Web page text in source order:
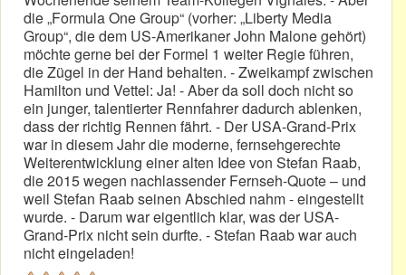
die „Formula One Group“ (vorher: „Liberty Media
Group“, die dem US-Amerikaner John Malone gehört)
möchte gerne bei der Formel 1 weiter Regie führen,
die Zügel in der Hand behalten. - Zweikampf zwischen
Hamilton und Vettel: Ja! - Aber da soll doch nicht so
ein junger, talentierter Rennfahrer dadurch ablenken,
dass der richtig Rennen fährt. - Der USA-Grand-Prix
war in diesem Jahr die moderne, fernsehgerechte
Weiterentwicklung einer alten Idee von Stefan Raab,
die 2015 wegen nachlassender Fernseh-Quote – und
weil Stefan Raab seinen Abschied nahm - eingestellt
wurde. - Darum war eigentlich klar, was der USA-
Grand-Prix nicht sein durfte. - Stefan Raab war auch
nicht eingeladen!